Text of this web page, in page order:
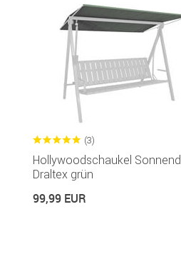
(3)
Hollywoodschaukel
Draltex grün
99,99 EUR